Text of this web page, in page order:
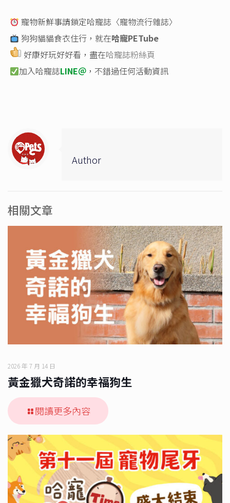
寵物新鮮事請鎖定哈寵誌〈寵物流行雜誌〉
狗狗貓貓食衣住行，就在哈寵PETube
好康好玩好好看，盡在哈寵誌粉絲頁
加入哈寵誌LINE＠ ，不錯過任何活動資訊
Author
相關文章
2026 年 7 月 14 日
黃金獵犬奇諾的幸福狗生
閱讀更多內容